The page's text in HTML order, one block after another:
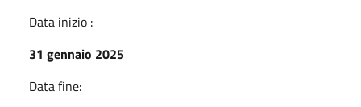
Data inizio :
31 gennaio 2025
Data fine: